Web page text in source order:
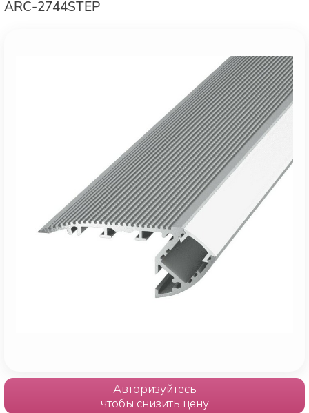
ARC-2744STEP
Авторизуйтесь
чтобы снизить цену